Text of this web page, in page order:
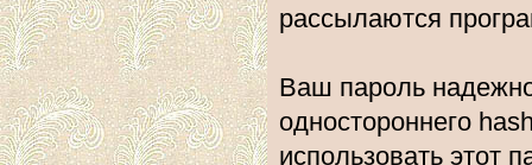
рассылаются
Ваш пароль
одностороннего
использовать этот